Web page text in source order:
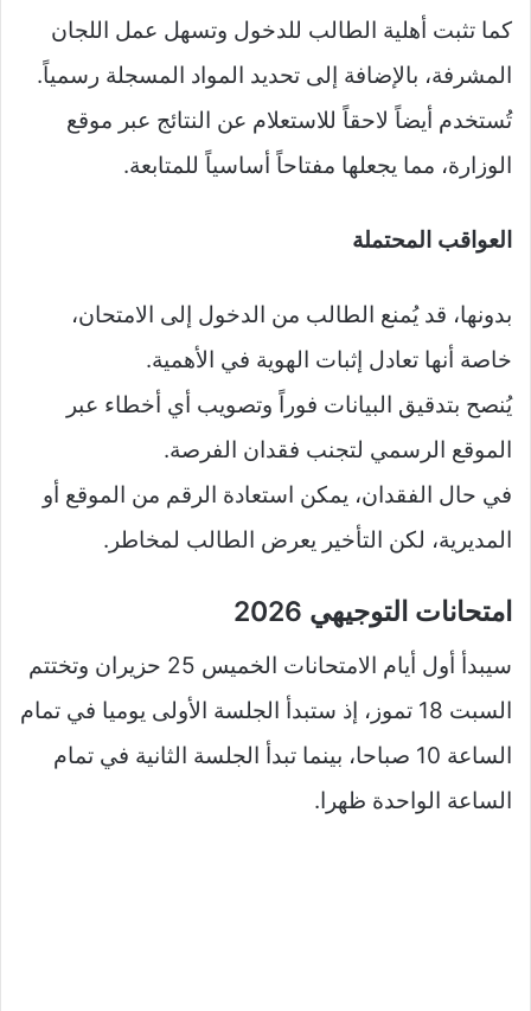
كما تثبت أهلية الطالب للدخول وتسهل عمل اللجان
المشرفة، بالإضافة إلى تحديد المواد المسجلة رسمياً.
تُستخدم أيضاً لاحقاً للاستعلام عن النتائج عبر موقع
الوزارة، مما يجعلها مفتاحاً أساسياً للمتابعة.
العواقب المحتملة
بدونها، قد يُمنع الطالب من الدخول إلى الامتحان،
خاصة أنها تعادل إثبات الهوية في الأهمية.
يُنصح بتدقيق البيانات فوراً وتصويب أي أخطاء عبر
الموقع الرسمي لتجنب فقدان الفرصة.
في حال الفقدان، يمكن استعادة الرقم من الموقع أو
المديرية، لكن التأخير يعرض الطالب لمخاطر.
امتحانات التوجيهي 2026
سيبدأ أول أيام الامتحانات الخميس 25 حزيران وتختتم
السبت 18 تموز، إذ ستبدأ الجلسة الأولى يوميا في تمام
الساعة 10 صباحا، بينما تبدأ الجلسة الثانية في تمام
الساعة الواحدة ظهرا.